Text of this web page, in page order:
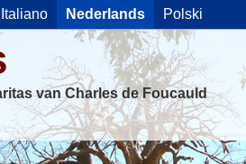
Italiano Nederlands Polski
van Charles de Foucauld